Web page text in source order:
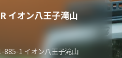
イオン八王子滝山
885-1 イオン八王子滝山